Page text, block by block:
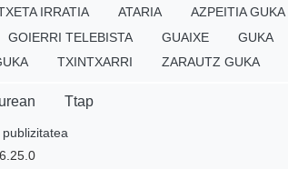
IRRATIA ATARIA AZPEITIA GUKA
GOIERRI TELEBISTA GUAIXE GUKA
TXINTXARRI ZARAUTZ GUKA
Ttap
publizitatea